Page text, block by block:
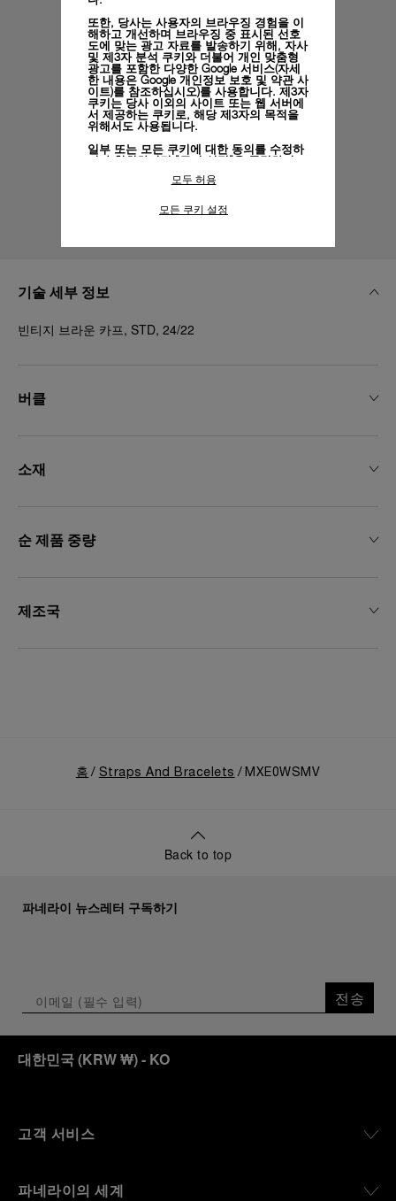
기술 세부 정보
빈티지 브라운 카프, STD, 24/22
버클
소재
순 제품 중량
제조국
Front Back
홈 Straps And Bracelets MXE0WSMV
Back to top
파네라이 뉴스레터 구독하기
전송
대한민국(KRW ₩)- KO
고객 서비스
파네라이의 세계
또한, 당사는 사용자의 브라우징 경험을 이
해하고 개선하며 브라우징 중 표시된 선호
도에 맞는 광고 자료를 발송하기 위해, 자사
및 제3자 분석 쿠키와 더불어 개인 맞춤형
광고를 포함한 다양한 Google 서비스(자세
한 내용은Google 개인정보 보호 및 약관 사
이트)를 참조하십시오)를 사용합니다. 제3자
쿠키는 당사 이외의 사이트 또는 웹 서버에
서 제공하는 쿠키로, 해당 제3자의 목적을
위해서도 사용됩니다.
일부 또는 모든 쿠키에 대한 동의를 수정하
거나 철회하려면 "쿠키 설정"을 클릭하거
수집하는 정보" 섹션을 참조하여 자세히 알
모든 쿠키의 사용에 동의하시려면 "모두 허
"모두 거부"를 클릭하시면 기술 쿠키만 사
모두 허용
모든 쿠키 설정